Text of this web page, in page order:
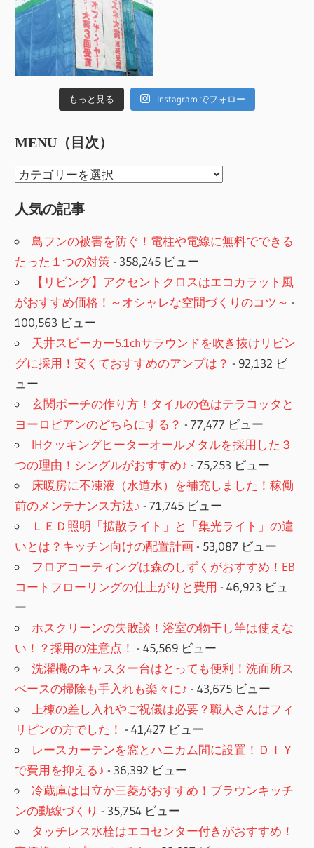
もっと見る Instagram でフォロー
MENU（目次）
MENU（目
人気の記事
鳥フンの被害を防ぐ！電柱や電線に無料でできる
たった１つの対策 - 358,245 ビュー
【リビング】アクセントクロスはエコカラット風
がおすすめ価格！～オシャレな空間づくりのコツ～ -
100,563 ビュー
天井スピーカー5.1chサラウンドを吹き抜けリビン
グに採用！安くておすすめのアンプは？ - 92,132 ビ
ュー
玄関ポーチの作り方！タイルの色はテラコッタと
ヨーロピアンのどちらにする？ - 77,477 ビュー
IHクッキングヒーターオールメタルを採用した３
つの理由！シングルがおすすめ♪ - 75,253 ビュー
床暖房に不凍液（水道水）を補充しました！稼働
前のメンテナンス方法♪ - 71,745 ビュー
ＬＥＤ照明「拡散ライト」と「集光ライト」の違
いとは？キッチン向けの配置計画- 53,087 ビュー
フロアコーティングは森のしずくがおすすめ！EB
コートフローリングの仕上がりと費用 - 46,923 ビュ
ー
ホスクリーンの失敗談！浴室の物干し竿は使えな
い！？採用の注意点！ - 45,569 ビュー
洗濯機のキャスター台はとっても便利！洗面所ス
ペースの掃除も手入れも楽々に♪ - 43,675 ビュー
上棟の差し入れやご祝儀は必要？職人さんはフィ
リピンの方でした！ - 41,427 ビュー
レースカーテンを窓とハニカム間に設置！ＤＩＹ
で費用を抑える♪ - 36,392 ビュー
冷蔵庫は日立か三菱がおすすめ！ブラウンキッチ
ンの動線づくり - 35,754 ビュー
タッチレス水栓はエコセンター付きがおすすめ！